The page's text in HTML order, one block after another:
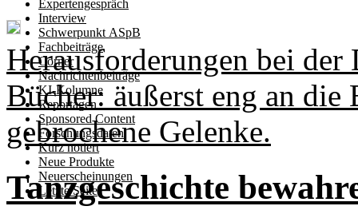
Expertengespräch
Interview
Schwerpunkt ASpB
Fachbeiträge
Corner
Nachrichtenbeiträge
KI-Kolumne
Reportagen
Sponsored Content
Forschungsdaten
Kurz notiert
Neue Produkte
Neuerscheinungen
Letzte Seite
Herausforderungen bei
Bücher: äußerst eng an
gebrochene Gelenke.
Tanzgeschichte